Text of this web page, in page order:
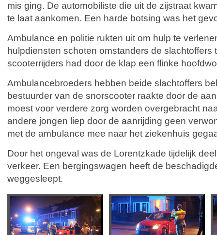
mis ging. De automobiliste die uit de zijstraat
te laat aankomen. Een harde botsing was het
Ambulance en politie rukten uit om hulp te
hulpdiensten schoten omstanders de slachtoffers
scooterrijders had door de klap een flinke
Ambulancebroeders hebben beide slachtoffers
bestuurder van de snorscooter raakte door de
moest voor verdere zorg worden overgebracht
andere jongen liep door de aanrijding geen
met de ambulance mee naar het ziekenhuis
Door het ongeval was de Lorentzkade tijdelijk
verkeer. Een bergingswagen heeft de
weggesleept.